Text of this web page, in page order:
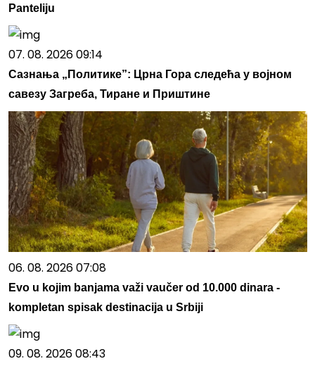
Panteliju
07. 08. 2026 09:14
Сазнања „Политике”: Црна Гора следећа у војном
савезу Загреба, Тиране и Приштине
06. 08. 2026 07:08
Evo u kojim banjama važi vaučer od 10.000 dinara -
kompletan spisak destinacija u Srbiji
09. 08. 2026 08:43